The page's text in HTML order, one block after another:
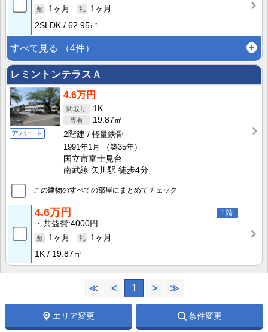
1ヶ月
1ヶ月
2SLDK
62.95㎡
すべて見る （4件）
レミントンテラスＡ
アパート
4.6万円
1K
19.87㎡
2階建
軽量鉄骨
1991年1月
（築35年）
国立市富士見台
南武線 矢川駅 徒歩4分
この建物のすべての部屋にまとめてチェック
1階
4.6万円
共益費 4000円
1ヶ月
1ヶ月
1K
19.87㎡
≪ < 1 > ≫
エリア変更 条件変更